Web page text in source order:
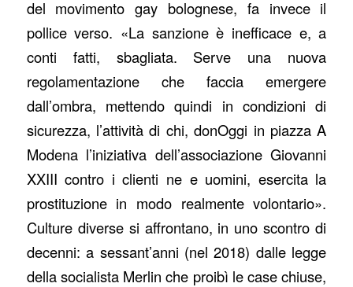
del movimento gay bolognese, fa invece il
pollice verso. «La sanzione è inefficace e, a
conti fatti, sbagliata. Serve una nuova
regolamentazione che faccia emergere
dall’ombra, mettendo quindi in condizioni di
sicurezza, l’attività di chi, donOggi in piazza A
Modena l’iniziativa dell’associazione Giovanni
XXIII contro i clienti ne e uomini, esercita la
prostituzione in modo realmente volontario».
Culture diverse si affrontano, in uno scontro di
decenni: a sessant’anni (nel 2018) dalle legge
della socialista Merlin che proibì le case chiuse,